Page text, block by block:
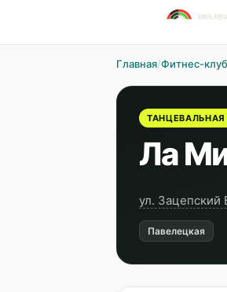
Главная/Фитнес-
Ла
ул. Зацепский
Павелецкая